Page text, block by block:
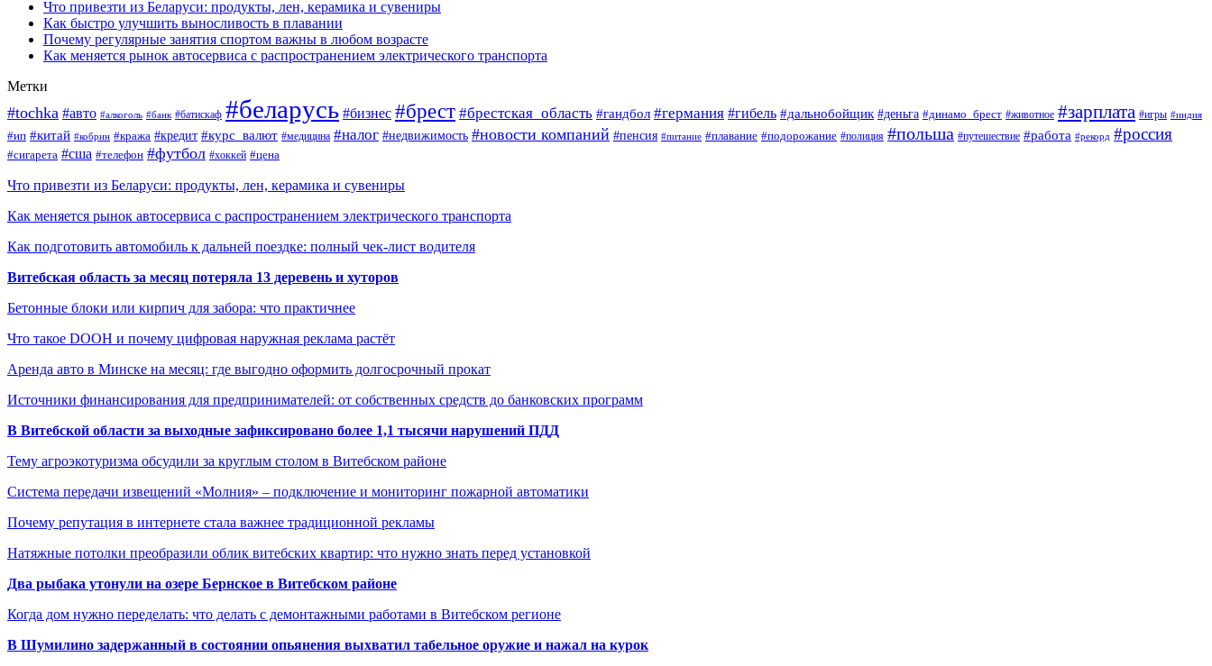
Что привезти из Беларуси: продукты, лен, керамика и сувениры
Как быстро улучшить выносливость в плавании
Почему регулярные занятия спортом важны в любом возрасте
Как меняется рынок автосервиса с распространением электрического транспорта
Метки
#tochka #авто #алкоголь #банк #батискаф #беларусь #бизнес #брест #брестская_область #гандбол #германия #гибель #дальнобойщик #деньга #динамо_брест #животное #зарплата #игры #индия
#ип #китай #кобрин #кража #кредит #курс_валют #медицина #налог #недвижимость #новости компаний #пенсия #питание #плавание #подорожание #полиция #польша #путешествие #работа #рекорд #россия
#сигарета #сша #телефон #футбол #хоккей #цена
Что привезти из Беларуси: продукты, лен, керамика и сувениры
Как меняется рынок автосервиса с распространением электрического транспорта
Как подготовить автомобиль к дальней поездке: полный чек-лист водителя
Витебская область за месяц потеряла 13 деревень и хуторов
Бетонные блоки или кирпич для забора: что практичнее
Что такое DOOH и почему цифровая наружная реклама растёт
Аренда авто в Минске на месяц: где выгодно оформить долгосрочный прокат
Источники финансирования для предпринимателей: от собственных средств до банковских программ
В Витебской области за выходные зафиксировано более 1,1 тысячи нарушений ПДД
Тему агроэкотуризма обсудили за круглым столом в Витебском районе
Система передачи извещений «Молния» – подключение и мониторинг пожарной автоматики
Почему репутация в интернете стала важнее традиционной рекламы
Натяжные потолки преобразили облик витебских квартир: что нужно знать перед установкой
Два рыбака утонули на озере Бернское в Витебском районе
Когда дом нужно переделать: что делать с демонтажными работами в Витебском регионе
В Шумилино задержанный в состоянии опьянения выхватил табельное оружие и нажал на курок